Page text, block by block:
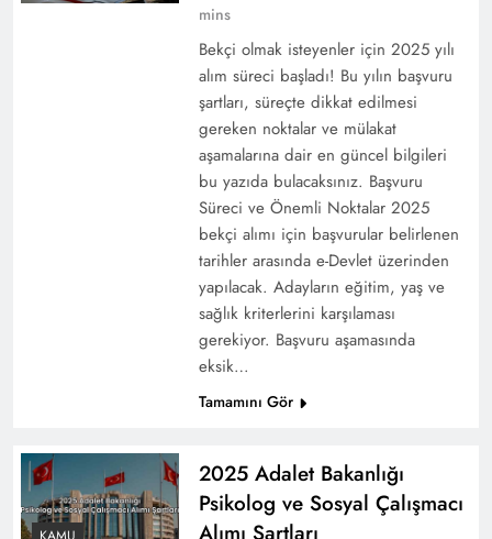
mins
Bekçi olmak isteyenler için 2025 yılı
alım süreci başladı! Bu yılın başvuru
şartları, süreçte dikkat edilmesi
gereken noktalar ve mülakat
aşamalarına dair en güncel bilgileri
bu yazıda bulacaksınız. Başvuru
Süreci ve Önemli Noktalar 2025
bekçi alımı için başvurular belirlenen
tarihler arasında e-Devlet üzerinden
yapılacak. Adayların eğitim, yaş ve
sağlık kriterlerini karşılaması
gerekiyor. Başvuru aşamasında
eksik…
Tamamını Gör
2025 Adalet Bakanlığı
Psikolog ve Sosyal Çalışmacı
Alımı Şartları